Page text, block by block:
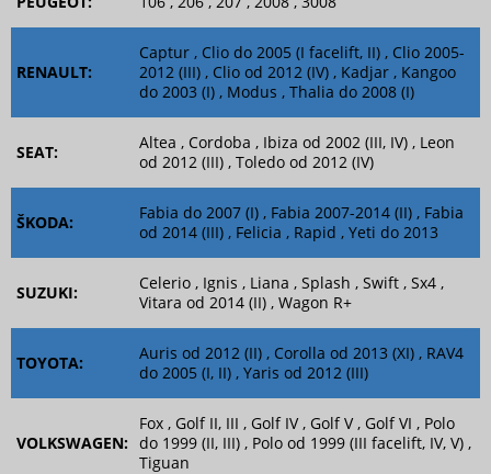
RENAULT:
Captur , Clio do 2005 (I facelift, II) , Clio 2005-
2012 (III) , Clio od 2012 (IV) , Kadjar , Kangoo
do 2003 (I) , Modus , Thalia do 2008 (I)
SEAT:
Altea , Cordoba , Ibiza od 2002 (III, IV) , Leon
od 2012 (III) , Toledo od 2012 (IV)
ŠKODA:
Fabia do 2007 (I) , Fabia 2007-2014 (II) , Fabia
od 2014 (III) , Felicia , Rapid , Yeti do 2013
SUZUKI:
Celerio , Ignis , Liana , Splash , Swift , Sx4 ,
Vitara od 2014 (II) , Wagon R+
TOYOTA:
Auris od 2012 (II) , Corolla od 2013 (XI) , RAV4
do 2005 (I, II) , Yaris od 2012 (III)
VOLKSWAGEN:
Fox , Golf II, III , Golf IV , Golf V , Golf VI , Polo
do 1999 (II, III) , Polo od 1999 (III facelift, IV, V) ,
Tiguan